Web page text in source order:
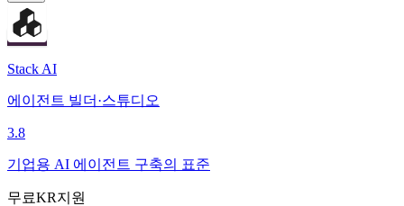
Stack AI
에이전트 빌더·스튜디오
3.8
기업용 AI 에이전트 구축의 표준
무료KR지원